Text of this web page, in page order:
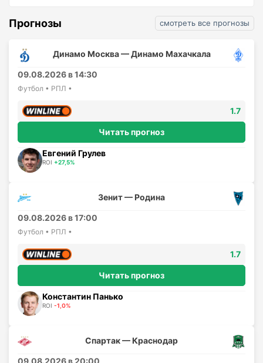
Прогнозы смотреть все прогнозы
Динамо Москва — Динамо Махачкала
09.08.2026 в 14:30
Футбол • РПЛ •
1.7
Читать прогноз
Евгений Грулев
ROI +27,5%
Зенит — Родина
09.08.2026 в 17:00
Футбол • РПЛ •
1.7
Читать прогноз
Константин Панько
ROI -1,0%
Спартак — Краснодар